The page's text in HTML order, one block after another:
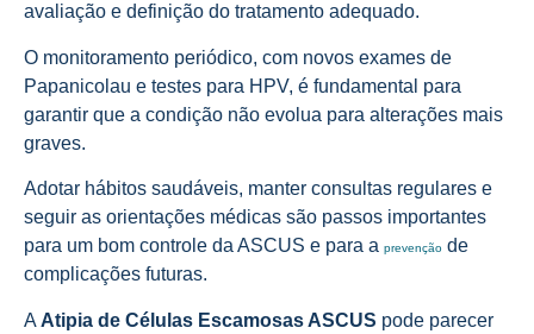
avaliação e definição do tratamento adequado.
O monitoramento periódico, com novos exames de
Papanicolau e testes para HPV, é fundamental para
garantir que a condição não evolua para alterações mais
graves.
Adotar hábitos saudáveis, manter consultas regulares e
seguir as orientações médicas são passos importantes
para um bom controle da ASCUS e para a prevenção de
complicações futuras.
A Atipia de Células Escamosas ASCUS pode parecer